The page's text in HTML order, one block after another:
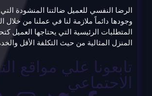
الرضا النفسي للعميل ضالتنا المنشودة
وجودها دائماً ملازمة لنا في عملنا من خلال
المتطلبات الرئيسية التي يحتاجها العميل
المنزل المثالية من حيث التكلفة الأقل
تابعونا علي مواقع
الاحتماعي